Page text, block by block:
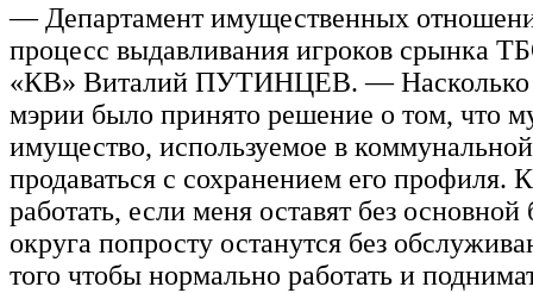
— Департамент имущественных
процесс выдавливания игроков срынка
«КВ» Виталий ПУТИНЦЕВ. — Насколько
мэрии было принято решение о том, что
имущество, используемое в
продаваться с сохранением его профиля.
работать, если меня оставят без основной
округа попросту останутся без
того чтобы нормально работать и